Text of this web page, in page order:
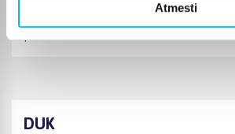
Atmesti
padeda siekti ...
DUK